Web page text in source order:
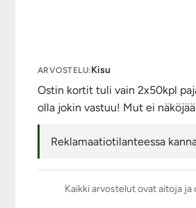
ARVOSTELU:Kisu
Ostin kortit tuli vain 2x50kpl
olla jokin vastuu! Mut ei
Reklamaatiotilanteessa
Kaikki arvostelut ovat aitoja